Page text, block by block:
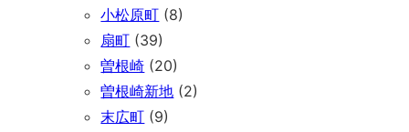
小松原町 (8)
扇町 (39)
曽根崎 (20)
曽根崎新地 (2)
末広町 (9)